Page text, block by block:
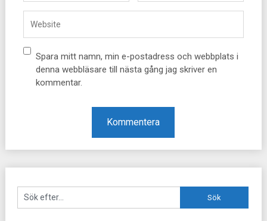
Spara mitt namn, min e-postadress och webbplats i
denna webbläsare till nästa gång jag skriver en
kommentar.